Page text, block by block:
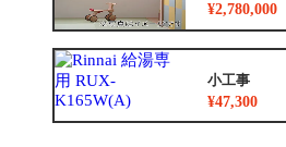
¥2,780,000
小工事
¥47,300